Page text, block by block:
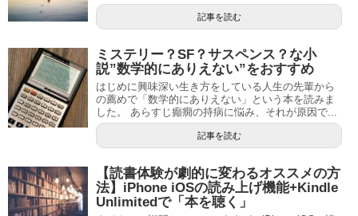
記事を読む
ミステリー？SF？サスペンス？な小
説”数学的にありえない”をおすすめ
はじめに興味深い生き方をしている人生の先輩から
の薦めで「数学的にありえない」という本を読みま
した。 あらすじ癲癇の持病に悩み、それが原因で...
記事を読む
【読書体験が劇的に変わるオススメの方
法】iPhone iOSの読み上げ機能+Kindle
Unlimitedで「本を聴く」